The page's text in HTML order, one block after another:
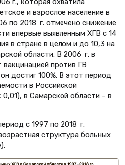
г., которая охватила
и взрослое население в
по 2018 г. отмечено снижение
впервые выявленным ХГВ с 14
в стране в целом и до 10,3 на
области. В 2006 г. в
против ГВ
достиг 100%. В этот период
в Российской
в Самарской области – в
с 1997 по 2018 г.
структура больных